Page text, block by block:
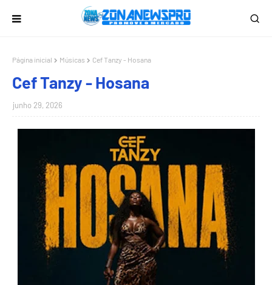
Página inicial Músicas Cef Tanzy - Hosana
Cef Tanzy - Hosana
junho 29, 2026